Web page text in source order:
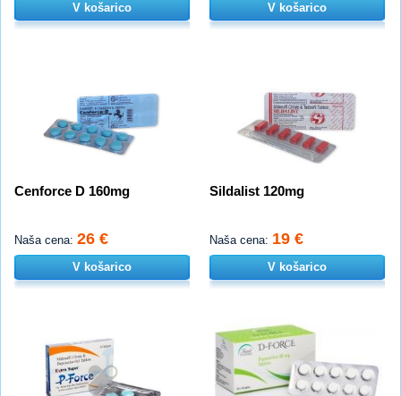
V košarico V košarico
Cenforce D 160mg
Naša cena: 26 €
V košarico
Sildalist 120mg
Naša cena: 19 €
V košarico